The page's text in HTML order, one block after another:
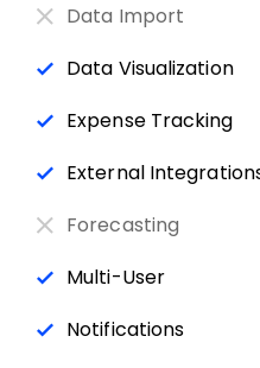
Data Import
Data Visualization
Expense Tracking
External
Forecasting
Multi-User
Notifications